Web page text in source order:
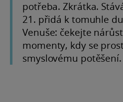
potřeba. Zkrátka.
21. přidá k tomuhle
Venuše: čekejte
momenty, kdy se
smyslovému